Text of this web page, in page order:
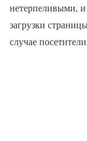
нетерпеливыми, и
загрузки
случае